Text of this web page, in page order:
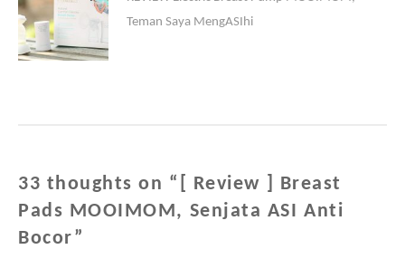
Teman Saya MengASIhi
33 thoughts on “
[ Review ] Breast
Pads MOOIMOM, Senjata ASI Anti
Bocor”